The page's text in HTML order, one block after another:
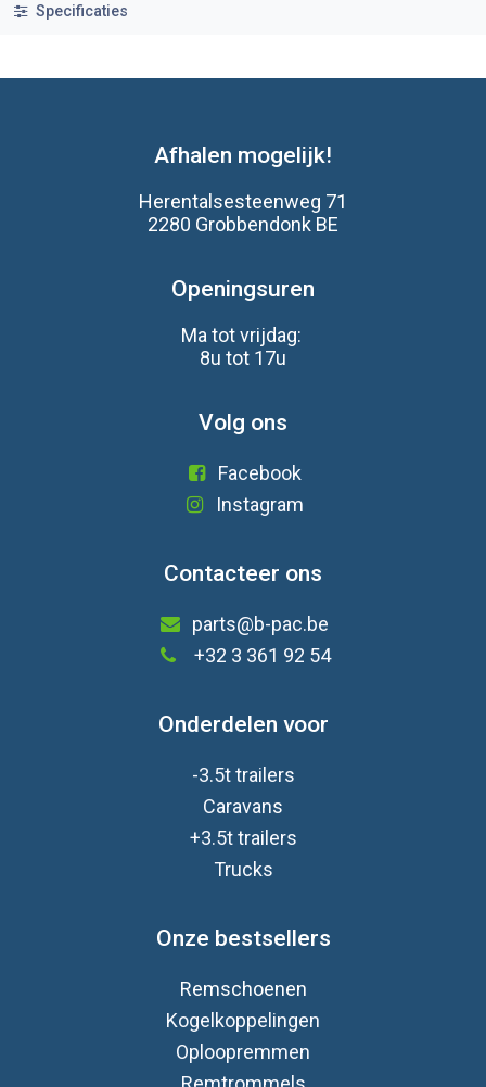
Specificaties
Afhalen mogelijk!
Herentalsesteenweg 71
2280 Grobbendonk BE
Openingsuren
Ma tot vrijdag:
8u tot 17u
Volg ons
Facebook
Instagram
Contacteer ons
parts@b-pac.be
+32 3 361 92 54
Onderdelen voor
-3.5t trailers
Caravans
+3.5t trailers
Trucks
Onze bestsellers
Remschoenen
Kogelkoppelingen
Oploopremmen